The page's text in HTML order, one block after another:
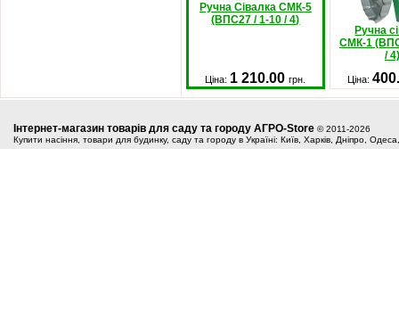
Ручна Сівалка СМК-5
(ВПС27 / 1-10 / 4)
Ручна
СМК-1
/ 4)
Ціна: 1 210.00грн. Ціна:
Інтернет-магазин товарів для саду та городу АГРО-Store © 2011-2026
Купити насіння, товари для будинку, саду та городу в Україні: Київ, Харків, Дніпро,